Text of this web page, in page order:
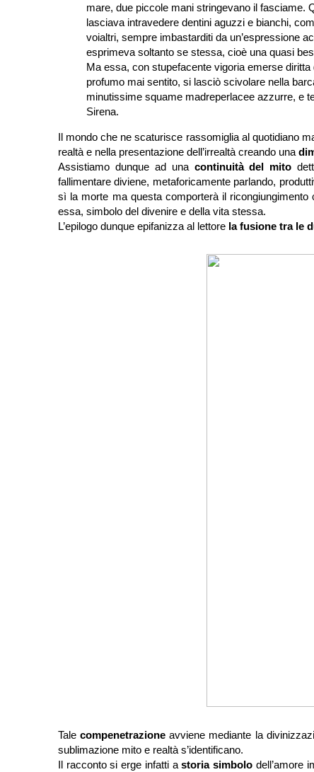
mare, due piccole mani stringevano il fasciame.
lasciava intravedere dentini aguzzi e bianchi,
voialtri, sempre imbastarditi da un’espressione
esprimeva soltanto se stessa, cioè una quasi
Ma essa, con stupefacente vigoria emerse
profumo mai sentito, si lasciò scivolare nella
minutissime squame madreperlacee azzurre, e
Sirena.
Il mondo che ne scaturisce rassomiglia al quotidiano
realtà e nella presentazione dell’irrealtà creando una
Assistiamo dunque ad una continuità del mito
fallimentare diviene, metaforicamente parlando,
sì la morte ma questa comporterà il
essa, simbolo del divenire e della vita stessa.
L’epilogo dunque epifanizza al lettore la fusione tra le
Talecompenetrazione avviene mediante la
sublimazione mito e realtà s’identificano.
Il racconto si erge infatti astoria simbolo dell’amore